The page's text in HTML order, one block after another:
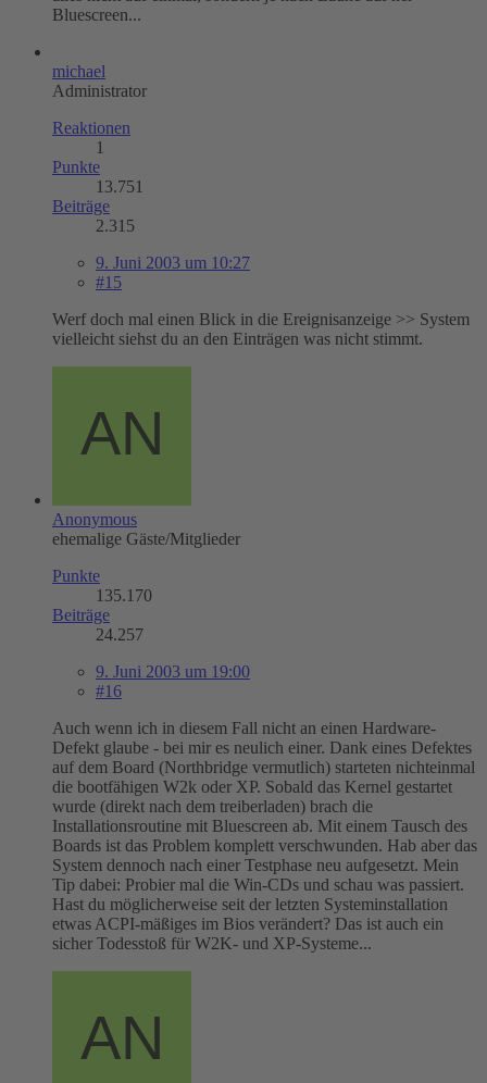
Bluescreen...
michael
Administrator
Reaktionen
1
Punkte
13.751
Beiträge
2.315
9. Juni 2003 um 10:27
#15
Werf doch mal einen Blick in die Ereignisanzeige >> System
vielleicht siehst du an den Einträgen was nicht stimmt.
Anonymous
ehemalige Gäste/Mitglieder
Punkte
135.170
Beiträge
24.257
9. Juni 2003 um 19:00
#16
Auch wenn ich in diesem Fall nicht an einen Hardware-
Defekt glaube - bei mir es neulich einer. Dank eines Defektes
auf dem Board (Northbridge vermutlich) starteten nichteinmal
die bootfähigen W2k oder XP. Sobald das Kernel gestartet
wurde (direkt nach dem treiberladen) brach die
Installationsroutine mit Bluescreen ab. Mit einem Tausch des
Boards ist das Problem komplett verschwunden. Hab aber das
System dennoch nach einer Testphase neu aufgesetzt. Mein
Tip dabei: Probier mal die Win-CDs und schau was passiert.
Hast du möglicherweise seit der letzten Systeminstallation
etwas ACPI-mäßiges im Bios verändert? Das ist auch ein
sicher Todesstoß für W2K- und XP-Systeme...